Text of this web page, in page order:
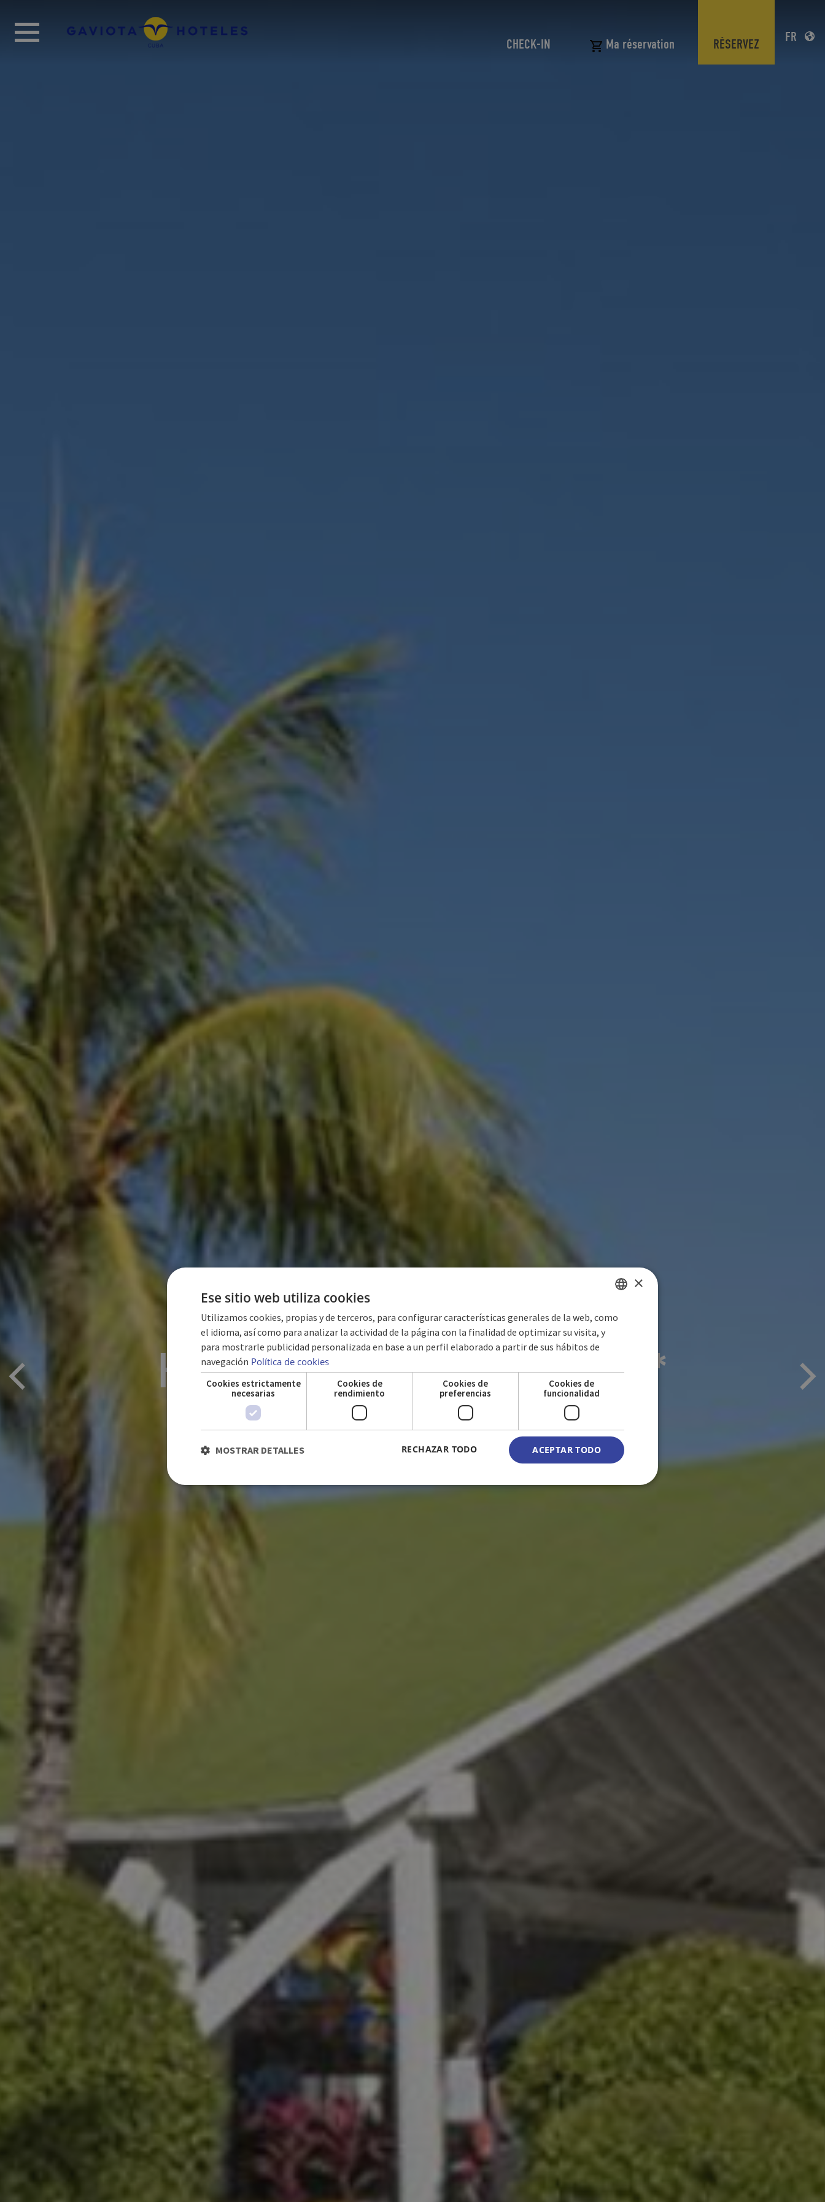
CHECK-IN Ma réservation RÉSERVEZ FR
HÔTEL PLAYA COSTA VERDE****
SPANISH
ENGLISH
×
Ese sitio web utiliza cookies
Utilizamos cookies, propias y de terceros, para configurar características generales de la web, como
el idioma, así como para analizar la actividad de la página con la finalidad de optimizar su visita, y
para mostrarle publicidad personalizada en base a un perfil elaborado a partir de sus hábitos de
navegación Política de cookies
Cookies estrictamente
necesarias
Cookies de
rendimiento
Cookies de
preferencias
Cookies de
funcionalidad
ACEPTAR TODO
RECHAZAR TODO
MOSTRAR DETALLES